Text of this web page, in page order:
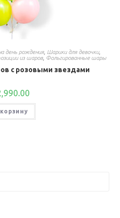
день рождения, Шарики для девочки,
из шаров, Фольгированные шары
с розовыми звездами